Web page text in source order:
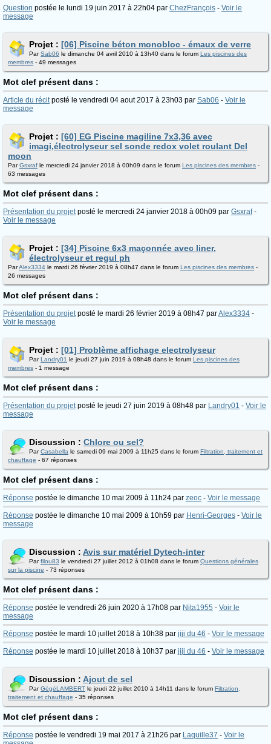
Question postée le lundi 19 juin 2017 à 22h04 par ChezFrançois - Voir le
message
Projet : [06] Piscine béton monobloc - émaux de verre
ParSab06 le dimanche 04 avril 2010 à 13h40 dans le forum Les piscines des
membres - 49 messages
Mot clef présent dans :
Article du récitposté le vendredi 04 aout 2017 à 23h03 par Sab06 - Voir le
message
Projet : [60] EG Piscine magiline 7x3,36 avec
imagi,électrolyseur sel sonde redox volet roulant Del
moon
ParGsxraf le mercredi 24 janvier 2018 à 00h09 dans le forum Les piscines des membres -
63 messages
Mot clef présent dans :
Présentation du projetposté le mercredi 24 janvier 2018 à 00h09 par Gsxraf-
Voir le message
Projet : [34] Piscine 6x3 maçonnée avec liner,
électrolyseur et regul ph
ParAlex3334 le mardi 26 février 2019 à 08h47 dans le forum Les piscines des membres -
26 messages
Mot clef présent dans :
Présentation du projetposté le mardi 26 février 2019 à 08h47 parAlex3334 -
Voir le message
Projet : [01] Problème affichage electrolyseur
ParLandry01 le jeudi 27 juin 2019 à 08h48 dans le forum Les piscines des
membres - 1 message
Mot clef présent dans :
Présentation du projetposté le jeudi 27 juin 2019 à 08h48 par Landry01 - Voir le
message
Discussion : Chlore ou sel?
ParCasabella le samedi 09 mai 2009 à 11h25 dans le forum Filtration, traitement et
chauffage - 67 réponses
Mot clef présent dans :
Réponse postée le dimanche 10 mai 2009 à 11h24 par zeoc - Voir le message
Réponse postée le dimanche 10 mai 2009 à 10h59 par Henri-Georges - Voir le
message
Discussion : Avis sur matériel Dytech-inter
Parfilou83 le vendredi 27 juillet 2012 à 01h08 dans le forum Questions générales
sur la piscine - 73 réponses
Mot clef présent dans :
Réponse postée le vendredi 26 juin 2020 à 17h08 par Nita1955 - Voir le
message
Réponse postée le mardi 10 juillet 2018 à 10h38 par jiji du 46 - Voir le message
Réponse postée le mardi 10 juillet 2018 à 10h37 par jiji du 46 - Voir le message
Discussion : Ajout de sel
ParGégéLAMBERT le jeudi 22 juillet 2010 à 14h11 dans le forum Filtration,
traitement et chauffage - 35 réponses
Mot clef présent dans :
Réponse postée le vendredi 19 mai 2017 à 21h26 par Laquille37 - Voir le